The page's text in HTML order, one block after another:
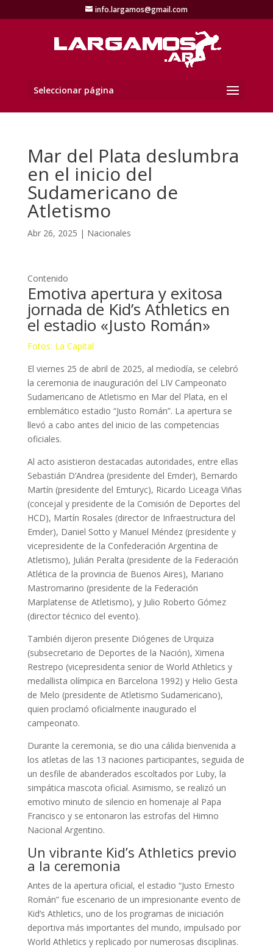
info.largamos@gmail.com
Seleccionar página
Mar del Plata deslumbra
en el inicio del
Sudamericano de
Atletismo
Abr 26, 2025 | Nacionales
Contenido
Emotiva apertura y exitosa
jornada de Kid’s Athletics en
el estadio «Justo Román»
Fotos: La Capital
El viernes 25 de abril de 2025, al mediodía, se celebró
la ceremonia de inauguración del LIV Campeonato
Sudamericano de Atletismo en Mar del Plata, en el
emblemático estadio “Justo Román”. La apertura se
llevó a cabo antes del inicio de las competencias
oficiales.
Al acto asistieron destacadas autoridades, entre ellas
Sebastián D’Andrea (presidente del Emder), Bernardo
Martín (presidente del Emturyc), Ricardo Liceaga Viñas
(concejal y presidente de la Comisión de Deportes del
HCD), Martín Rosales (director de Infraestructura del
Emder), Daniel Sotto y Manuel Méndez (presidente y
vicepresidente de la Confederación Argentina de
Atletismo), Julián Peralta (presidente de la Federación
Atlética de la provincia de Buenos Aires), Mariano
Mastromarino (presidente de la Federación
Marplatense de Atletismo), y Julio Roberto Gómez
(director técnico del evento).
También dijeron presente Diógenes de Urquiza
(subsecretario de Deportes de la Nación), Ximena
Restrepo (vicepresidenta senior de World Athletics y
medallista olímpica en Barcelona 1992) y Helio Gesta
de Melo (presidente de Atletismo Sudamericano),
quien proclamó oficialmente inaugurado el
campeonato.
Durante la ceremonia, se dio una cálida bienvenida a
los atletas de las 13 naciones participantes, seguida de
un desfile de abanderados escoltados por Luby, la
simpática mascota oficial. Asimismo, se realizó un
emotivo minuto de silencio en homenaje al Papa
Francisco y se entonaron las estrofas del Himno
Nacional Argentino.
Un vibrante Kid’s Athletics previo
a la ceremonia
Antes de la apertura oficial, el estadio “Justo Ernesto
Román” fue escenario de un impresionante evento de
Kid’s Athletics, uno de los programas de iniciación
deportiva más importantes del mundo, impulsado por
World Athletics y replicado por numerosas disciplinas.